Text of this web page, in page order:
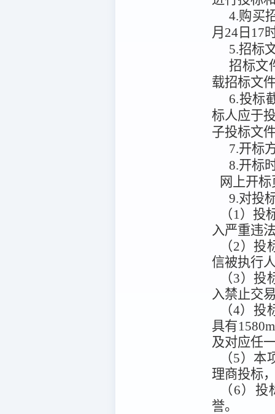
4.购买
月24日17
5.招标
招标文
载招标文
6.投标
标人应于
子投标文
7.开标
8.开标
网上开
9.对投
（1）
入严重违
（2）
信被执行
（3）
入禁止交
（4）
具有
及对应任
（5）
理商投标
（6）
誉。